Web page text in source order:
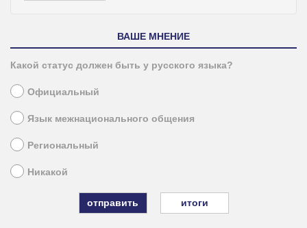
ВАШЕ МНЕНИЕ
Какой статус должен быть у русского языка?
Официальный
Язык межнационального общения
Региональный
Никакой
итоги